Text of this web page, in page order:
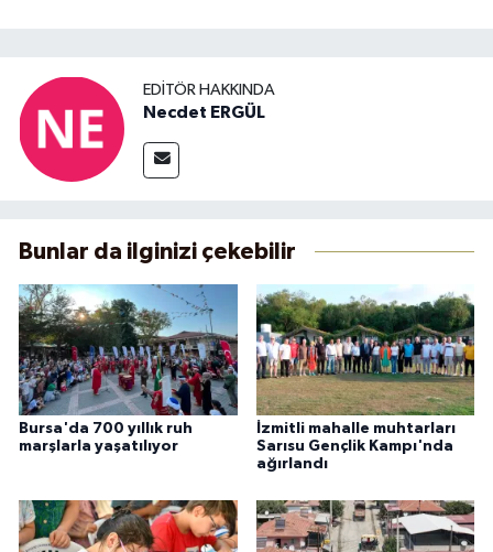
EDITÖR HAKKINDA
Necdet ERGÜL
Bunlar da ilginizi çekebilir
Bursa'da 700 yıllık ruh
marşlarla yaşatılıyor
İzmitli mahalle muhtarları
Sarısu Gençlik Kampı'nda
ağırlandı